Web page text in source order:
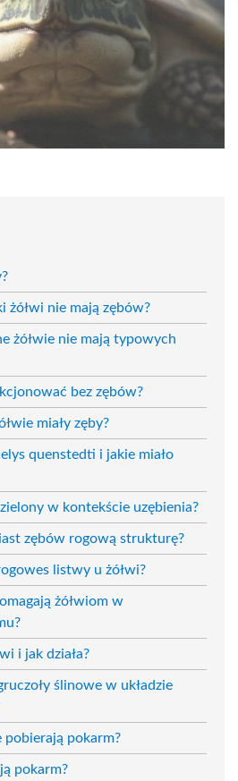
żółwi nie mają zębów?
żółwie nie mają typowych
bez zębów?
miały zęby?
quenstedti i jakie miało
w kontekście uzębienia?
zębów rogową strukturę?
listwy u żółwi?
żółwiom w
i jak działa?
ślinowe w układzie
pobierają pokarm?
pokarm?